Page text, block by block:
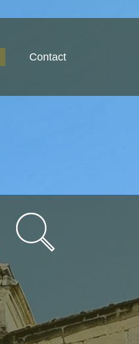
Contact